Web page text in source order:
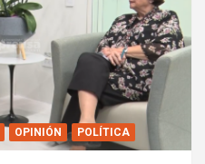
OPINIÓN POLÍTICA